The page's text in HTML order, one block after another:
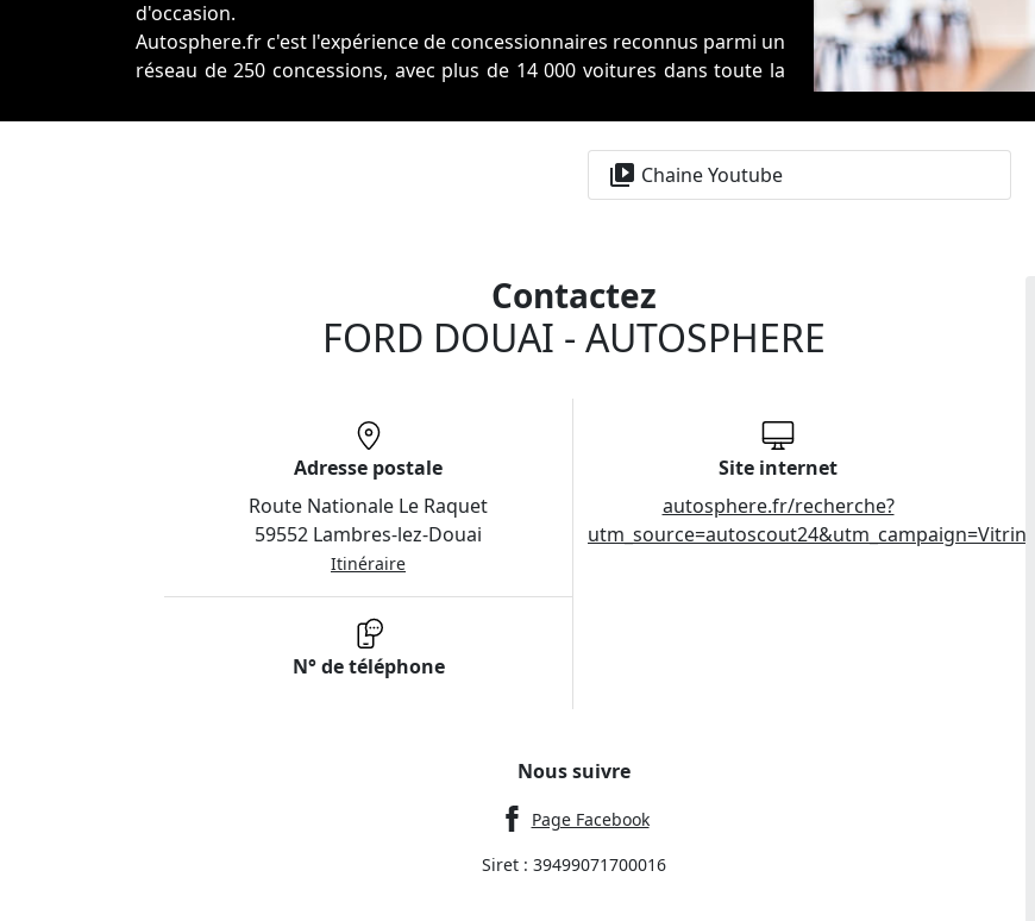
d'occasion.
Autosphere.fr c'est l'expérience de concessionnaires reconnus parmi un
réseau de 250 concessions, avec plus de 14 000 voitures dans toute la
Plus qu'une voiture d'occasion en parfait état et garantie, Autosphere.fr
vous accompagne dans le financement de votre auto comme dans la
video_library Chaine Youtube
Contactez
FORD DOUAI - AUTOSPHERE
Adresse postale
Route Nationale Le Raquet
59552 Lambres-lez-Douai
Itinéraire
Site internet
autosphere.fr/recherche?
utm_source=autoscout24&utm_campaign=Vitrines
N° de téléphone
Nous suivre
Page Facebook
Siret : 39499071700016